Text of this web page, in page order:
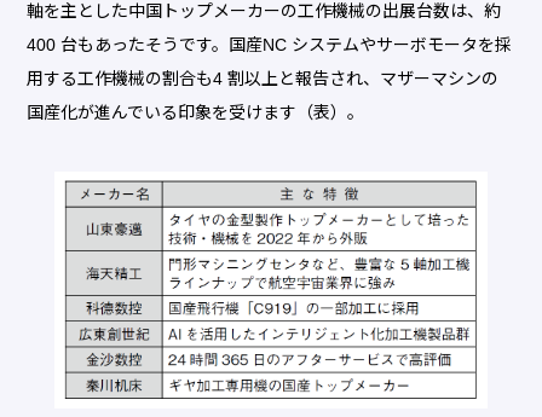
軸を主とした中国トップメーカーの工作機械の出展台数は、約
400 台もあったそうです。国産NC システムやサーボモータを採
用する工作機械の割合も4 割以上と報告され、マザーマシンの
国産化が進んでいる印象を受けます（表）。